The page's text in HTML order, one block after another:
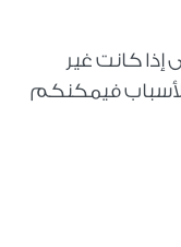
كانت غير
فيمكنكم